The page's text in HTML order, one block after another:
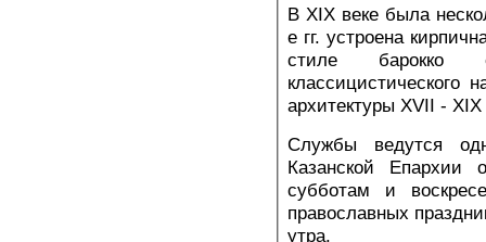
В XIX веке была
е гг. устроена
стиле барокко
классицистического
архитектуры XVII - XIX
Службы ведутся
Казанской Епархии
субботам и
православных
утра.